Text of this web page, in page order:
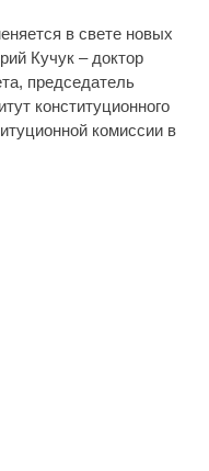
в свете новых
Кучук – доктор
председатель
конституционного
комиссии в